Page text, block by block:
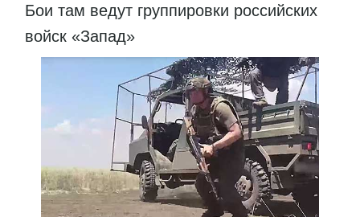
Бои там ведут группировки российских
войск «Запад»